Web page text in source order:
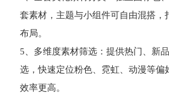
套素材，主题与小组件可自由混搭，
布局。
5、多维度素材筛选：提供热门、新
选，快速定位粉色、霓虹、动漫等偏
效率更高。